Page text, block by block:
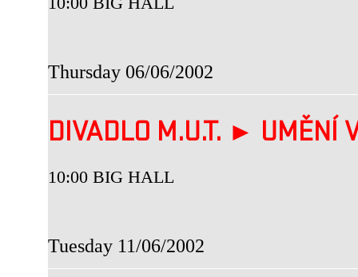
Thursday 06/06/2002
DIVADLO M.U.T. ►
10:00 BIG HALL
Tuesday 11/06/2002